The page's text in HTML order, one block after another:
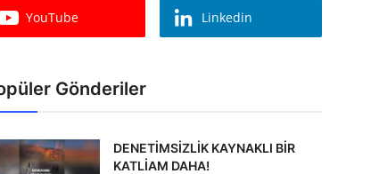
YouTube Linkedin
Gönderiler
DENETİMSİZLİK KAYNAKLI BİR
KATLİAM DAHA!